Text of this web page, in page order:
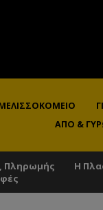
ΑΠΌ &
Πληρωμής
Η